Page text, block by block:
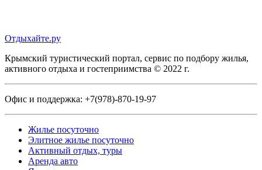
Отдыхайте.ру
Крымский туристический портал, сервис по подбору жилья,
активного отдыха и гостеприимства © 2022 г.
Офис и поддержка: +7(978)-870-19-97
Жилье посуточно
Элитное жилье посуточно
Активный отдых, туры
Аренда авто